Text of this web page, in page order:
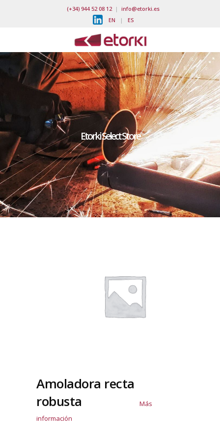
(+34) 944 52 08 12| info@etorki.es
EN | ES
Etorki Select Store
Amoladora recta
robusta
Más
información